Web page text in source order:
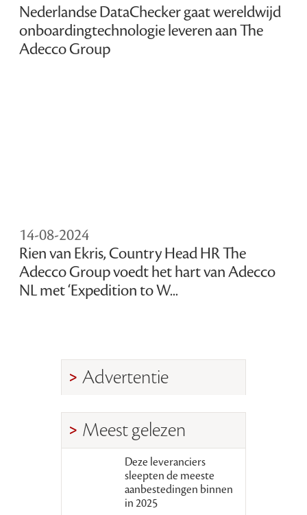
Nederlandse DataChecker gaat wereldwijd
onboardingtechnologie leveren aan The
Adecco Group
14-08-2024
Rien van Ekris, Country Head HR The
Adecco Group voedt het hart van Adecco
NL met ‘Expedition to W...
Advertentie
Meest gelezen
Deze leveranciers
sleepten de meeste
aanbestedingen binnen
in 2025